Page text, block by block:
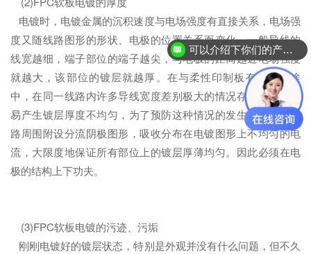
电镀时，电镀金属的沉积速度与电场强度有直接关系，电场强
度又随线路图形的形状、电极的位置关系而变化，一般导线的
线宽越细，端子部位的端子越尖，与电极的距离越近电场强度
就越大，该部位的镀层就越厚。在与柔性印制板有关的用途
中，在同一线路内许多导线宽度差别极大的情况存在这就更容
易产生镀层厚度不均匀，为了预防这种情况的发生，可以在线
路周围附设分流阴极图形，吸收分布在电镀图形上不均匀的电
流，大限度地保证所有部位上的镀层厚薄均匀。因此必须在电
极的结构上下功夫。
(3)FPC软板电镀的污迹、污垢
刚刚电镀好的镀层状态，特别是外观并没有什么问题，但不久
可以介绍下你们的产品么？